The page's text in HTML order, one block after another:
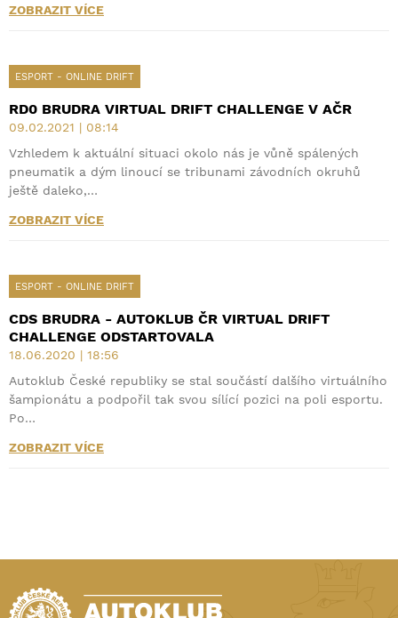
ZOBRAZIT VÍCE
ESPORT - ONLINE DRIFT
RD0 BRUDRA VIRTUAL DRIFT CHALLENGE V AČR
09.02.2021 | 08:14
Vzhledem k aktuální situaci okolo nás je vůně spálených
pneumatik a dým linoucí se tribunami závodních okruhů
ještě daleko,…
ZOBRAZIT VÍCE
ESPORT - ONLINE DRIFT
CDS BRUDRA - AUTOKLUB ČR VIRTUAL DRIFT
CHALLENGE ODSTARTOVALA
18.06.2020 | 18:56
Autoklub České republiky se stal součástí dalšího virtuálního
šampionátu a podpořil tak svou sílící pozici na poli esportu.
Po…
ZOBRAZIT VÍCE